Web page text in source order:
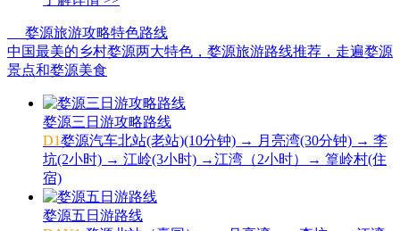
婺源旅游攻略特色路线
中国最美的乡村婺源两大特色，婺源旅游路线推荐，走遍婺源
景点和婺源美食
婺源三日游攻略路线
D1婺源汽车北站(老站)(10分钟) → 月亮湾(30分钟) → 李
坑(2小时) → 江岭(3小时) →江湾（2小时）→ 篁岭村(住
宿)
婺源五日游路线